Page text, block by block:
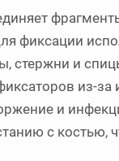
фиксации
стержни и
из-за
и
с костью,